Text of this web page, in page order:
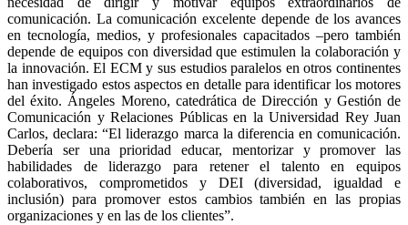
comunicación. La comunicación excelente depende de los avances
en tecnología, medios, y profesionales capacitados –pero también
depende de equipos con diversidad que estimulen la colaboración y
la innovación. El ECM y sus estudios paralelos en otros continentes
han investigado estos aspectos en detalle para identificar los motores
del éxito. Ángeles Moreno, catedrática de Dirección y Gestión de
Comunicación y Relaciones Públicas en la Universidad Rey Juan
Carlos, declara: “El liderazgo marca la diferencia en comunicación.
Debería ser una prioridad educar, mentorizar y promover las
habilidades de liderazgo para retener el talento en equipos
colaborativos, comprometidos y DEI (diversidad, igualdad e
inclusión) para promover estos cambios también en las propias
organizaciones y en las de los clientes”.